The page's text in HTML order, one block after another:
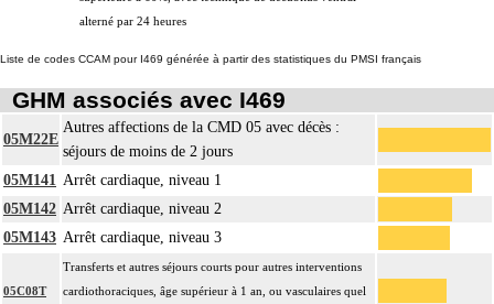
alterné par 24 heures
Liste de codes CCAM pour I469 générée à partir des statistiques du PMSI français
GHM associés avec I469
05M22E
Autres affections de la CMD 05 avec décès :
séjours de moins de 2 jours
05M141 Arrêt cardiaque, niveau 1
05M142 Arrêt cardiaque, niveau 2
05M143 Arrêt cardiaque, niveau 3
05C08T
Transferts et autres séjours courts pour autres interventions
cardiothoraciques, âge supérieur à 1 an, ou vasculaires quel